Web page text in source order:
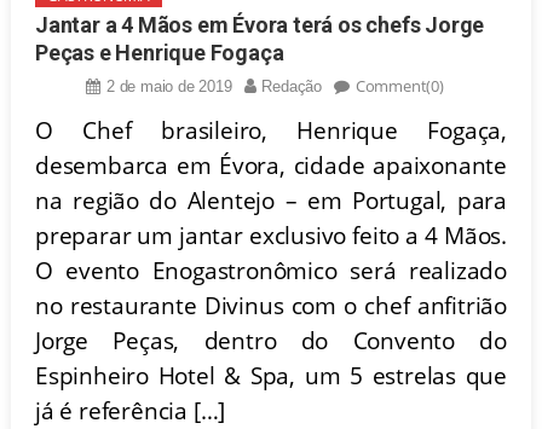
Jantar a 4 Mãos em Évora terá os chefs Jorge
Peças e Henrique Fogaça
2 de maio de 2019 Redação Comment(0)
O Chef brasileiro, Henrique Fogaça,
desembarca em Évora, cidade apaixonante
na região do Alentejo – em Portugal, para
preparar um jantar exclusivo feito a 4 Mãos.
O evento Enogastronômico será realizado
no restaurante Divinus com o chef anfitrião
Jorge Peças, dentro do Convento do
Espinheiro Hotel & Spa, um 5 estrelas que
já é referência […]